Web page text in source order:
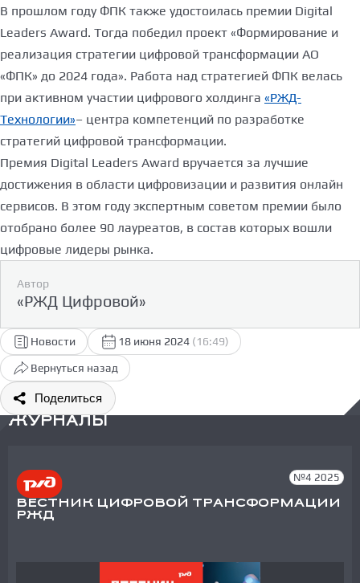
В прошлом году ФПК также удостоилась премии Digital
Leaders Award. Тогда победил проект «Формирование и
реализация стратегии цифровой трансформации АО
«ФПК» до 2024 года». Работа над стратегией ФПК велась
при активном участии цифрового холдинга «РЖД-
Технологии»– центра компетенций по разработке
стратегий цифровой трансформации.
Премия Digital Leaders Award вручается за лучшие
достижения в области цифровизации и развития онлайн
сервисов. В этом году экспертным советом премии было
отобрано более 90 лауреатов, в состав которых вошли
цифровые лидеры рынка.
Автор
«РЖД Цифровой»
Новости 18 июня 2024 (16:49)
Вернуться назад
Поделиться
ЖУРНАЛЫ
№4 2025
ВЕСТНИК ЦИФРОВОЙ ТРАНСФОРМАЦИИ
РЖД